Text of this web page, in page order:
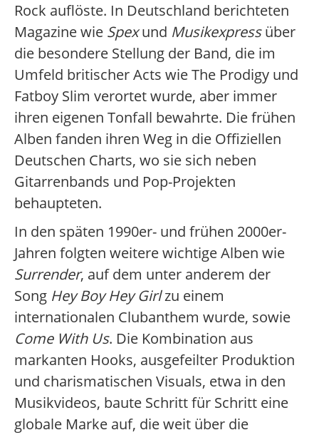
Rock auflöste. In Deutschland berichteten
Magazine wie Spexund Musikexpressüber
die besondere Stellung der Band, die im
Umfeld britischer Acts wie The Prodigy und
Fatboy Slim verortet wurde, aber immer
ihren eigenen Tonfall bewahrte. Die frühen
Alben fanden ihren Weg in die Offiziellen
Deutschen Charts, wo sie sich neben
Gitarrenbands und Pop-Projekten
behaupteten.
In den späten 1990er- und frühen 2000er-
Jahren folgten weitere wichtige Alben wie
Surrender, auf dem unter anderem der
Song Hey Boy Hey Girlzu einem
internationalen Clubanthem wurde, sowie
Come With Us. Die Kombination aus
markanten Hooks, ausgefeilter Produktion
und charismatischen Visuals, etwa in den
Musikvideos, baute Schritt für Schritt eine
globale Marke auf, die weit über die